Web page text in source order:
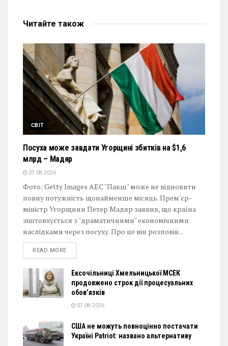
Читайте також
СВІТ
Посуха може завдати Угорщині збитків на $1,6
млрд – Мадяр
07.08.2026
Фото: Getty Images АЕС "Пакш" може не відновити
повну потужність щонайменше місяць. Прем'єр-
міністр Угорщини Петер Мадяр заявив, що країна
зіштовхується з "драматичними" економічними
наслідками через посуху. Про це він розповів...
READ MOREDETAILS
Ексочільниці Хмельницької МСЕК
продовжено строк дії процесуальних
обов’язків
07.08.2026
США не можуть повноцінно постачати
Україні Patriot: названо альтернативу